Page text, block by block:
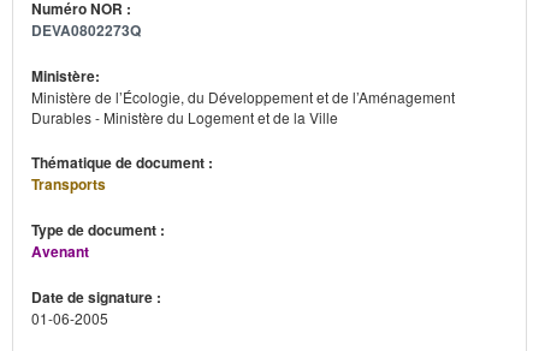
Numéro NOR :
DEVA0802273Q
Ministère:
Ministère de l’Écologie, du Développement et de l’Aménagement
Durables - Ministère du Logement et de la Ville
Thématique de document :
Transports
Type de document :
Avenant
Date de signature :
01-06-2005